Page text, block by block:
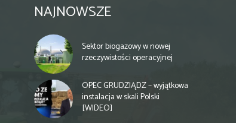
NAJNOWSZE
Sektor biogazowy w nowej
rzeczywistości operacyjnej
OPEC GRUDZIĄDZ – wyjątkowa
instalacja w skali Polski
[WIDEO]